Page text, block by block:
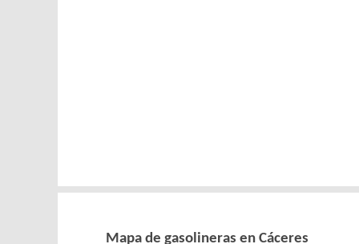
Mapa de gasolineras en Cáceres